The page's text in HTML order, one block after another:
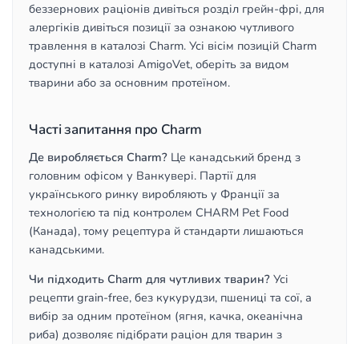
беззернових раціонів дивіться розділ грейн-фрі, для
алергіків дивіться позиції за ознакою чутливого
травлення в каталозі Charm. Усі вісім позицій Charm
доступні в каталозі AmigoVet, оберіть за видом
тварини або за основним протеїном.
Часті запитання про Charm
Де виробляється Charm? Це канадський бренд з
головним офісом у Ванкувері. Партії для
українського ринку виробляють у Франції за
технологією та під контролем CHARM Pet Food
(Канада), тому рецептура й стандарти лишаються
канадськими.
Чи підходить Charm для чутливих тварин? Усі
рецепти grain-free, без кукурудзи, пшениці та сої, а
вибір за одним протеїном (ягня, качка, океанічна
риба) дозволяє підібрати раціон для тварин з